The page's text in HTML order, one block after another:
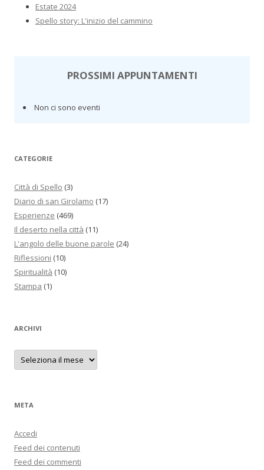
Estate 2024
Spello story: L'inizio del cammino
PROSSIMI APPUNTAMENTI
Non ci sono eventi
CATEGORIE
Città di Spello (3)
Diario di san Girolamo (17)
Esperienze (469)
Il deserto nella città (11)
L'angolo delle buone parole (24)
Riflessioni (10)
Spiritualità (10)
Stampa (1)
ARCHIVI
Archivi
META
Accedi
Feed dei contenuti
Feed dei commenti